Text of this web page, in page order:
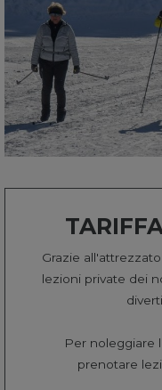
Grazie
lezioni private dei
Per noleggiare
prenotare